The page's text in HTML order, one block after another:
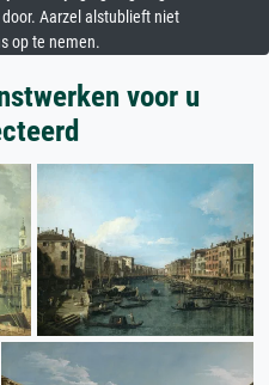
Aarzel alstublieft niet
op te nemen.
voor u